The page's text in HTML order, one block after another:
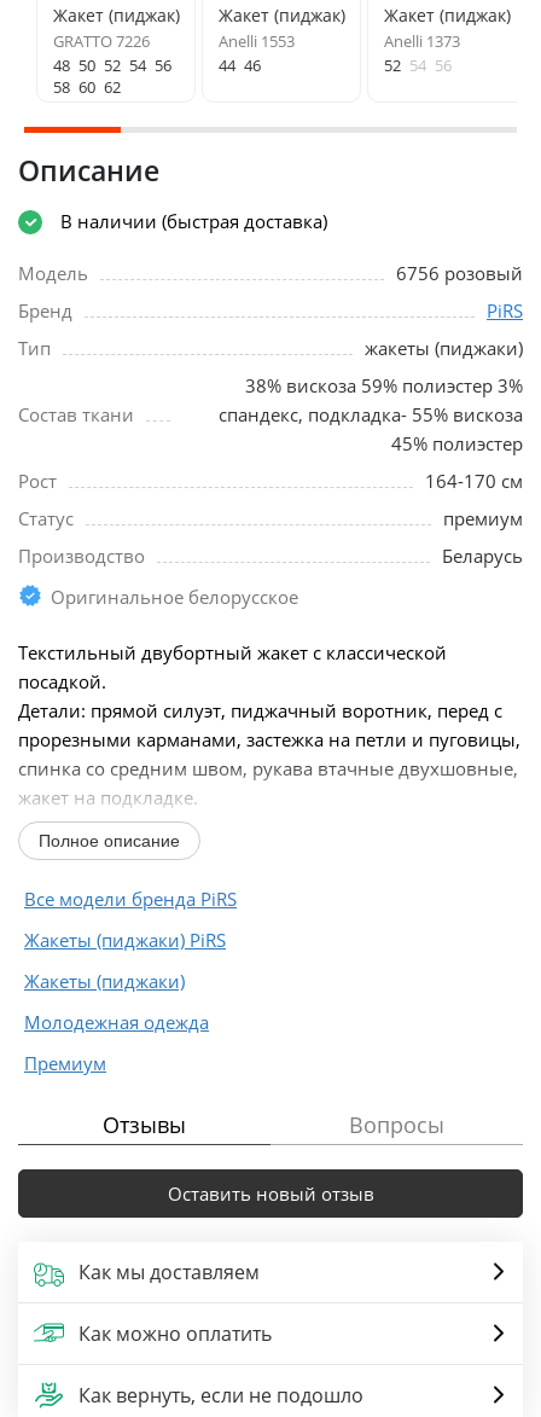
Жакет (пиджак)
GRATTO 7226
48 50 52 54 56
58 60 62
Жакет (пиджак)
Anelli 1553
44 46
Жакет (пиджак)
Anelli 1373
52 54 56
Описание
В наличии (быстрая доставка)
Модель
6756 розовый
Бренд
PiRS
Тип
жакеты (пиджаки)
Состав ткани
38% вискоза 59% полиэстер 3%
спандекс, подкладка- 55% вискоза
45% полиэстер
Рост
164-170 см
Статус
премиум
Производство
Беларусь
Оригинальное белорусское
Текстильный двубортный жакет с классической
посадкой.
Детали: прямой силуэт, пиджачный воротник, перед с
прорезными карманами, застежка на петли и пуговицы,
спинка со средним швом, рукава втачные двухшовные,
жакет на подкладке.
Длина по спинке около 66 см в размерах 40-46 и около
Полное описание
Все модели бренда PiRS
Жакеты (пиджаки) PiRS
Жакеты (пиджаки)
Молодежная одежда
Премиум
Отзывы Вопросы
Оставить новый отзыв
Как мы доставляем
Как можно оплатить
Как вернуть, если не подошло